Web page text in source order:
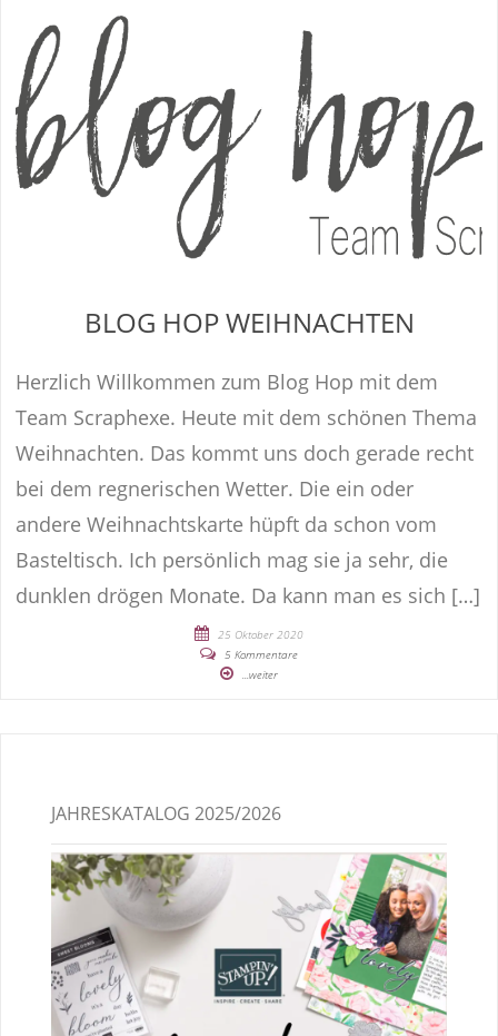
BLOG HOP WEIHNACHTEN
Herzlich Willkommen zum Blog Hop mit dem
Team Scraphexe. Heute mit dem schönen Thema
Weihnachten. Das kommt uns doch gerade recht
bei dem regnerischen Wetter. Die ein oder
andere Weihnachtskarte hüpft da schon vom
Basteltisch. Ich persönlich mag sie ja sehr, die
dunklen drögen Monate. Da kann man es sich […]
25 Oktober 2020
5 Kommentare
...weiter
JAHRESKATALOG 2025/2026